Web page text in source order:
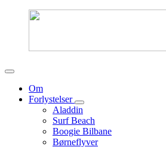
Om
Forlystelser
Aladdin
Surf Beach
Boogie Bilbane
Børneflyver